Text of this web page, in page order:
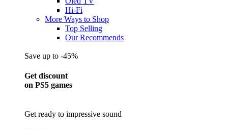
Hi-Fi
More Ways to Shop
Top Selling
Our Recommends
Save up to -45%
Get discount
on PS5 games
Get ready to impressive sound